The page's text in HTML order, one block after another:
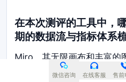
在本次测评的工具中，
期的数据流与指标体系
Miro。其无限画布和丰富的
需求探索阶段进行头脑风暴
微信咨询 在线客服 售前